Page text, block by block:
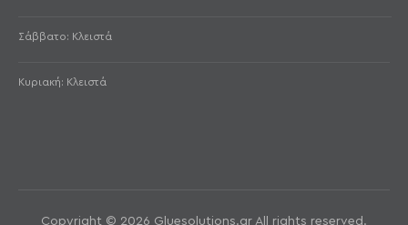
Σάββατο: Κλειστά
Κυριακή: Κλειστά
Copyright © 2026 Gluesolutions.gr All rights reserved.